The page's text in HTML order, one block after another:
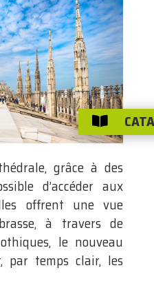
grâce à des
d’accéder aux
offrent une vue
à travers de
le nouveau
temps clair, les
